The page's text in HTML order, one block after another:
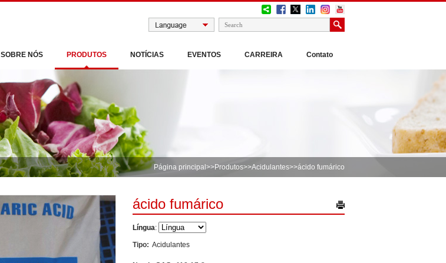
SOBRE NÓS PRODUTOS NOTÍCIAS EVENTOS CARREIRA Contato
Página principal >>Produtos>>Acidulantes>>ácido fumárico
ácido fumárico
Língua:
Tipo: Acidulantes